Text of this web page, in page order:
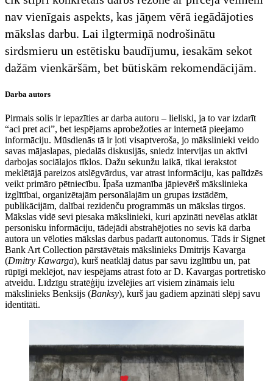
nav vienīgais aspekts, kas jāņem vērā iegādājoties
mākslas darbu. Lai ilgtermiņā nodrošinātu
sirdsmieru un estētisku baudījumu, iesakām sekot
dažām vienkāršām, bet būtiskām rekomendācijām.
Darba autors
Pirmais solis ir iepazīties ar darba autoru – lieliski, ja to var izdarīt
“aci pret aci”, bet iespējams aprobežoties ar internetā pieejamo
informāciju. Mūsdienās tā ir ļoti visaptveroša, jo mākslinieki veido
savas mājaslapas, piedalās diskusijās, sniedz intervijas un aktīvi
darbojas sociālajos tīklos. Dažu sekunžu laikā, tikai ierakstot
meklētājā pareizos atslēgvārdus, var atrast informāciju, kas palīdzēs
veikt primāro pētniecību. Īpaša uzmanība jāpievērš mākslinieka
izglītībai, organizētajām personālajām un grupas izstādēm,
publikācijām, dalībai rezidenču programmās un mākslas tirgos.
Mākslas vidē sevi piesaka mākslinieki, kuri apzināti nevēlas atklāt
personisku informāciju, tādejādi abstrahējoties no sevis kā darba
autora un vēloties mākslas darbus padarīt autonomus. Tāds ir Signet
Bank Art Collection pārstāvētais mākslinieks Dmitrijs Kavarga
(Dmitry Kawarga), kurš neatklāj datus par savu izglītību un, pat
rūpīgi meklējot, nav iespējams atrast foto ar D. Kavargas portretisko
atveidu. Līdzīgu stratēģiju izvēlējies arī visiem zināmais ielu
mākslinieks Benksijs (Banksy), kurš jau gadiem apzināti slēpj savu
identitāti.